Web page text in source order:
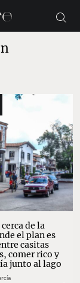
de la
el plan es
casitas
comer rico y
junto al lago